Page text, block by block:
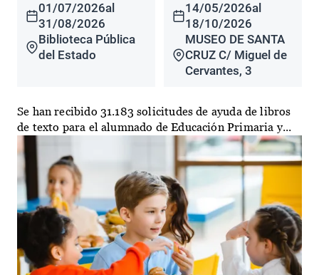
01/07/2026al
31/08/2026
Biblioteca Pública
del Estado
14/05/2026al
18/10/2026
MUSEO DE SANTA
CRUZ C/ Miguel de
Cervantes, 3
Se han recibido 31.183 solicitudes de ayuda de libros
de texto para el alumnado de Educación Primaria y...